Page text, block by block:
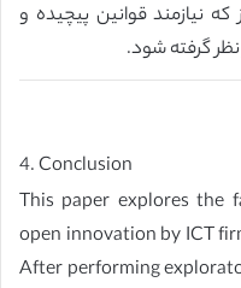
نیازمند قوانین پیچیده و
گرفته شود.
4. Conclusion
This paper explores the
open innovation by ICT
After performing